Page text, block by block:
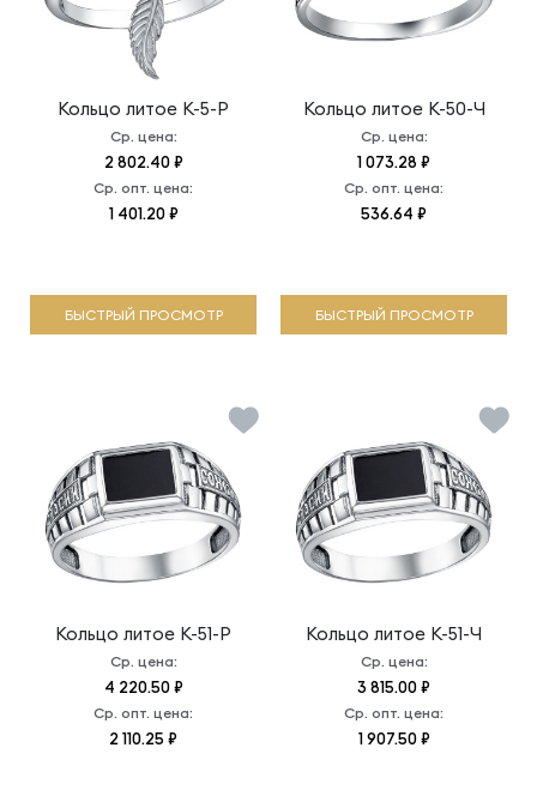
Кольцо литое К-5-Р
Ср. цена:
2 802.40 ₽
Ср. опт. цена:
1 401.20 ₽
БЫСТРЫЙ ПРОСМОТР
Кольцо литое К-50-Ч
Ср. цена:
1 073.28 ₽
Ср. опт. цена:
536.64 ₽
БЫСТРЫЙ ПРОСМОТР
Кольцо литое К-51-Р
Ср. цена:
4 220.50 ₽
Ср. опт. цена:
2 110.25 ₽
Кольцо литое К-51-Ч
Ср. цена:
3 815.00 ₽
Ср. опт. цена:
1 907.50 ₽